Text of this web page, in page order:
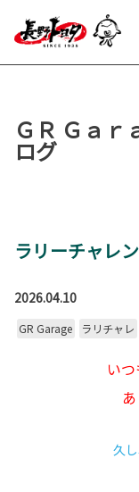
ＧＲ Ｇａｒ
ログ
ラリーチャレ
2026.04.10
GR Garage ラリチャレ
い
久